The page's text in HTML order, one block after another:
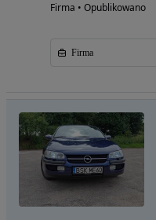
Firma • Opublikowano
Firma